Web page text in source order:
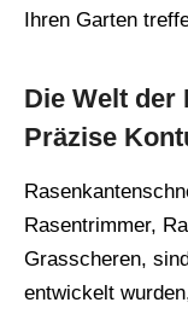
Ihren Garten
Die Welt der
Präzise
Rasentrimmer,
Grasscheren,
entwickelt